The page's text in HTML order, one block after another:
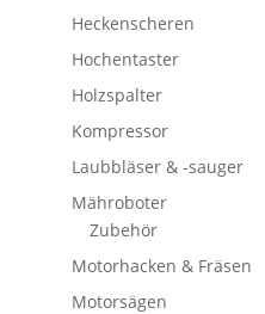
Heckenscheren
Hochentaster
Holzspalter
Kompressor
Laubbläser & -sauger
Mähroboter
Zubehör
Motorhacken & Fräsen
Motorsägen